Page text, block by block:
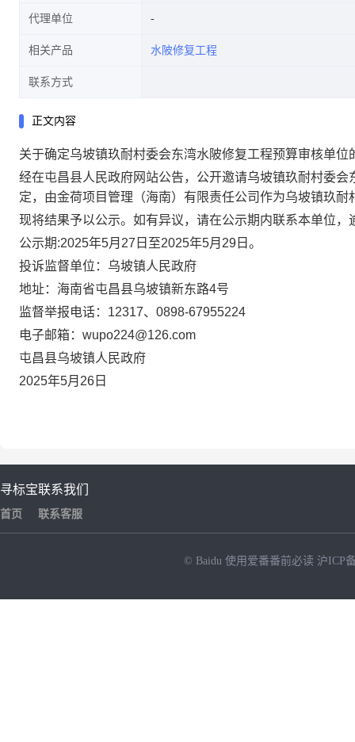
代理单位
相关产品 水陂修复工程
联系方式
正文内容
关于确定乌坡镇玖耐村委会东湾水陂修复工程预算审核单位
经在屯昌县人民政府网站公告，公开邀请乌坡镇玖耐村委会
定，由金荷项目管理（海南）有限责任公司作为乌坡镇玖耐
现将结果予以公示。如有异议，请在公示期内联系本单位，
公示期:2025年5月27日至2025年5月29日。
投诉监督单位：乌坡镇人民政府
地址： 海南省屯昌县乌坡镇新东路4号
监督举报电话： 12317、0898-67955224
电子邮箱： wupo224@126.com
屯昌县乌坡镇人民政府
2025年5月 26 日
寻标宝
首页
联系我们
联系客服
© Baidu 使用爱番番前必读 沪ICP